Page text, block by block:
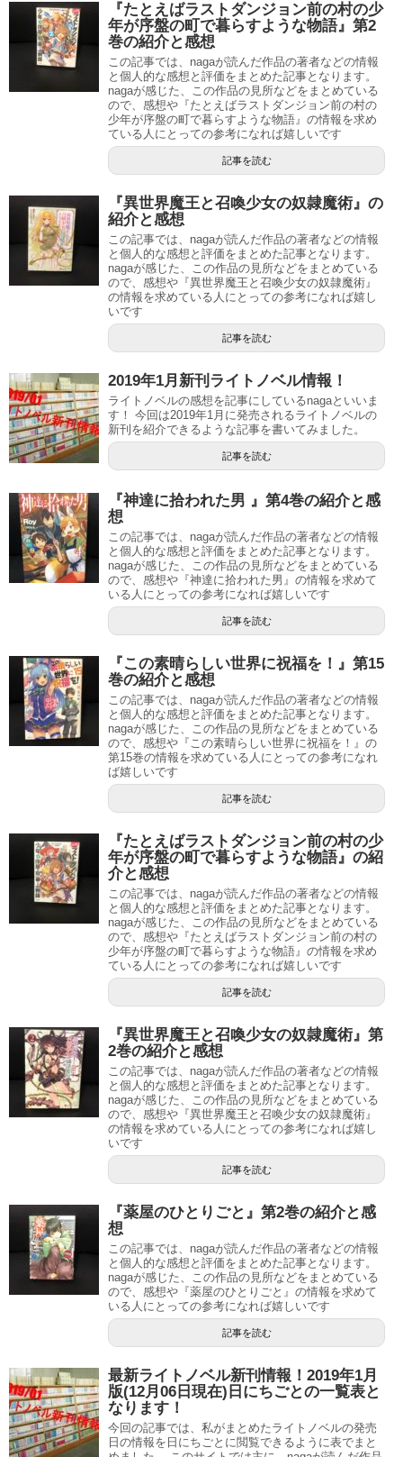
『たとえばラストダンジョン前の村の少
年が序盤の町で暮らすような物語』第2
巻の紹介と感想
この記事では、nagaが読んだ作品の著者などの情報
と個人的な感想と評価をまとめた記事となります。
nagaが感じた、この作品の見所などをまとめている
ので、感想や『たとえばラストダンジョン前の村の
少年が序盤の町で暮らすような物語』の情報を求め
ている人にとっての参考になれば嬉しいです
記事を読む
『異世界魔王と召喚少女の奴隷魔術』の
紹介と感想
この記事では、nagaが読んだ作品の著者などの情報
と個人的な感想と評価をまとめた記事となります。
nagaが感じた、この作品の見所などをまとめている
ので、感想や『異世界魔王と召喚少女の奴隷魔術』
の情報を求めている人にとっての参考になれば嬉し
いです
記事を読む
2019年1月新刊ライトノベル情報！
ライトノベルの感想を記事にしているnagaといいま
す！ 今回は2019年1月に発売されるライトノベルの
新刊を紹介できるような記事を書いてみました。
記事を読む
『神達に拾われた男 』第4巻の紹介と感
想
この記事では、nagaが読んだ作品の著者などの情報
と個人的な感想と評価をまとめた記事となります。
nagaが感じた、この作品の見所などをまとめている
ので、感想や『神達に拾われた男』の情報を求めて
いる人にとっての参考になれば嬉しいです
記事を読む
『この素晴らしい世界に祝福を！』第15
巻の紹介と感想
この記事では、nagaが読んだ作品の著者などの情報
と個人的な感想と評価をまとめた記事となります。
nagaが感じた、この作品の見所などをまとめている
ので、感想や『この素晴らしい世界に祝福を！』の
第15巻の情報を求めている人にとっての参考になれ
ば嬉しいです
記事を読む
『たとえばラストダンジョン前の村の少
年が序盤の町で暮らすような物語』の紹
介と感想
この記事では、nagaが読んだ作品の著者などの情報
と個人的な感想と評価をまとめた記事となります。
nagaが感じた、この作品の見所などをまとめている
ので、感想や『たとえばラストダンジョン前の村の
少年が序盤の町で暮らすような物語』の情報を求め
ている人にとっての参考になれば嬉しいです
記事を読む
『異世界魔王と召喚少女の奴隷魔術』第
2巻の紹介と感想
この記事では、nagaが読んだ作品の著者などの情報
と個人的な感想と評価をまとめた記事となります。
nagaが感じた、この作品の見所などをまとめている
ので、感想や『異世界魔王と召喚少女の奴隷魔術』
の情報を求めている人にとっての参考になれば嬉し
いです
記事を読む
『薬屋のひとりごと』第2巻の紹介と感
想
この記事では、nagaが読んだ作品の著者などの情報
と個人的な感想と評価をまとめた記事となります。
nagaが感じた、この作品の見所などをまとめている
ので、感想や『薬屋のひとりごと』の情報を求めて
いる人にとっての参考になれば嬉しいです
記事を読む
最新ライトノベル新刊情報！2019年1月
版(12月06日現在)日にちごとの一覧表と
なります！
今回の記事では、私がまとめたライトノベルの発売
日の情報を日にちごとに閲覧できるように表でまと